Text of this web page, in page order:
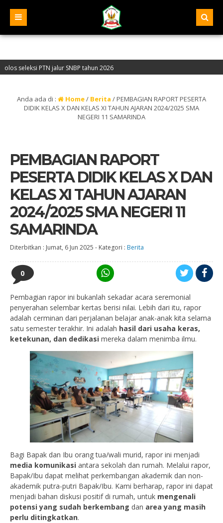
PTN jalur SNBP tahun 2026
– Akreditasi “A” – Alamat : Jalan Pelita IV, Samarinda – Kalimantan
Anda ada di : Home/ Berita /PEMBAGIAN RAPORT PESERTA
DIDIK KELAS X DAN KELAS XI TAHUN AJARAN 2024/2025 SMA
NEGERI 11 SAMARINDA
PEMBAGIAN RAPORT
PESERTA DIDIK KELAS X DAN
KELAS XI TAHUN AJARAN
2024/2025 SMA NEGERI 11
SAMARINDA
Diterbitkan : Jumat, 6 Jun 2025 - Kategori : Berita
0
Pembagian rapor ini bukanlah sekadar acara seremonial
penyerahan selembar kertas berisi nilai. Lebih dari itu, rapor
adalah cerminan dari perjalanan belajar anak-anak kita selama
satu semester terakhir. Ini adalah hasil dari usaha keras,
ketekunan, dan dedikasi mereka dalam menimba ilmu.
Bagi Bapak dan Ibu orang tua/wali murid, rapor ini menjadi
media komunikasi antara sekolah dan rumah. Melalui rapor,
Bapak/Ibu dapat melihat perkembangan akademik dan non-
akademik putra-putri Bapak/Ibu. Kami berharap, rapor ini dapat
menjadi bahan diskusi positif di rumah, untuk mengenali
potensi yang sudah berkembang dan area yang masih
perlu ditingkatkan.